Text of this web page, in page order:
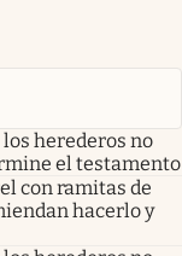
los herederos no
el testamento
con ramitas de
hacerlo y